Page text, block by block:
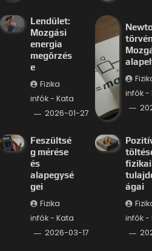
Lendület:
Mozgási
energia
megőrzés
e
Fizika
infók - Kata
2026-01-27
infók -
Feszültsé
g mérése
és
alapegysé
gei
Fizika
infók - Kata
2026-03-17
fizikai
ágai
infók -